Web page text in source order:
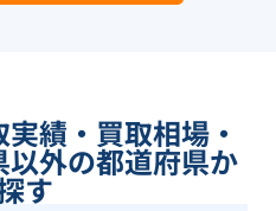
績・買取相場・
外の都道府県か
す